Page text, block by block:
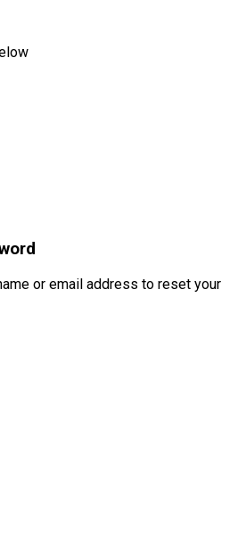
or email address to reset your